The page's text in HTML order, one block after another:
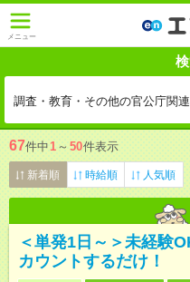
メニュー
調査・教育・その他の官公庁関
67件中1 ～ 50件表示
新着順 時給順 人気順
＜単発1日～＞未経験
カウントするだけ！